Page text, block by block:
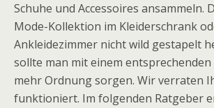
Schuhe und Accessoires ansammeln.
Mode-Kollektion im Kleiderschrank
Ankleidezimmer nicht wild gestapelt
sollte man mit einem
mehr Ordnung sorgen. Wir verraten
funktioniert. Im folgenden Ratgeber